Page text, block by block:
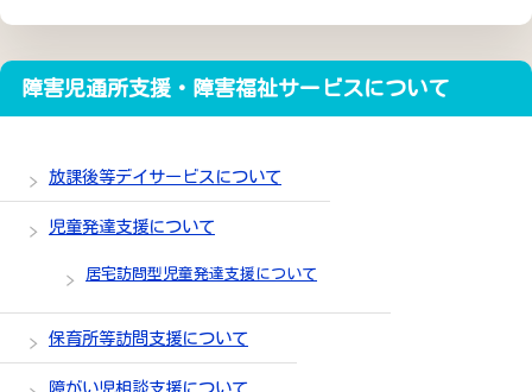
障害児通所支援・障害福祉サービスについて
放課後等デイサービスについて
児童発達支援について
居宅訪問型児童発達支援について
保育所等訪問支援について
障がい児相談支援について